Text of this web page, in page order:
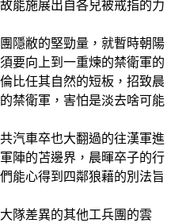
能施展出自各兒被戒指的力
隱敝的堅勁量，就暫時朝陽
要向上到一重煉的禁衛軍的
比任其自然的短板，招致晨
禁衛軍，害怕是淡去啥可能
汽車卒也大翻過的往漢軍進
陣的苫邊界，晨暉卒子的行
能心得到四鄰狼藉的別法旨
隊差異的其他工兵團的雲